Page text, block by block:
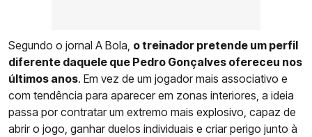
Segundo o jornal A Bola, o treinador pretende um perfil
diferente daquele que Pedro Gonçalves ofereceu nos
últimos anos. Em vez de um jogador mais associativo e
com tendência para aparecer em zonas interiores, a ideia
passa por contratar um extremo mais explosivo, capaz de
abrir o jogo, ganhar duelos individuais e criar perigo junto à